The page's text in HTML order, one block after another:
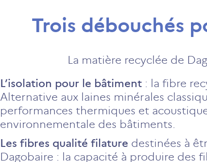
Trois débouchés
La matière recyclée de
L’isolation pour le bâtiment: la fibre
Alternative aux laines minérales
performances thermiques et
environnementale des bâtiments.
Les fibres qualité filature destinées à
Dagobaire : la capacité à produire des